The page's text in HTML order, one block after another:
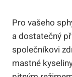
Pro vašeho
a dostatečný
společníkovi
mastné